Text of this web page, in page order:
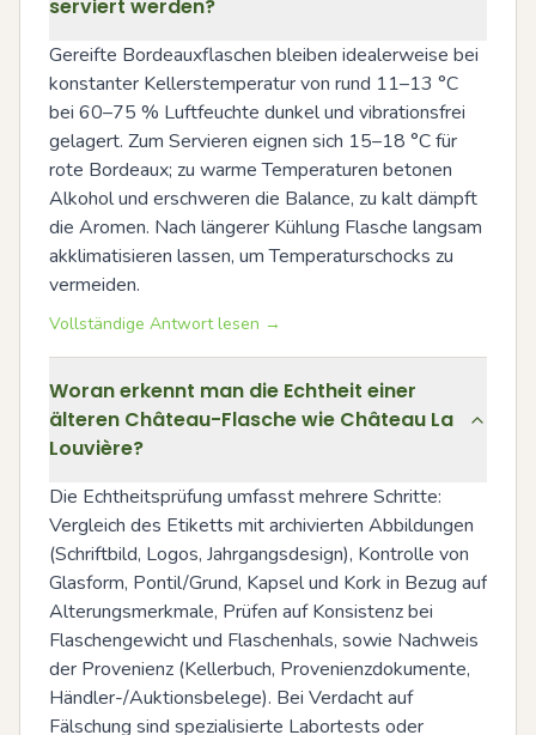
serviert werden?
Gereifte Bordeauxflaschen bleiben idealerweise bei
konstanter Kellerstemperatur von rund 11–13 °C
bei 60–75 % Luftfeuchte dunkel und vibrationsfrei
gelagert. Zum Servieren eignen sich 15–18 °C für
rote Bordeaux; zu warme Temperaturen betonen
Alkohol und erschweren die Balance, zu kalt dämpft
die Aromen. Nach längerer Kühlung Flasche langsam
akklimatisieren lassen, um Temperaturschocks zu
vermeiden.
Vollständige Antwort lesen →
Woran erkennt man die Echtheit einer
älteren Château-Flasche wie Château La
Louvière?
Die Echtheitsprüfung umfasst mehrere Schritte:
Vergleich des Etiketts mit archivierten Abbildungen
(Schriftbild, Logos, Jahrgangsdesign), Kontrolle von
Glasform, Pontil/Grund, Kapsel und Kork in Bezug auf
Alterungsmerkmale, Prüfen auf Konsistenz bei
Flaschengewicht und Flaschenhals, sowie Nachweis
der Provenienz (Kellerbuch, Provenienzdokumente,
Händler-/Auktionsbelege). Bei Verdacht auf
Fälschung sind spezialisierte Labortests oder